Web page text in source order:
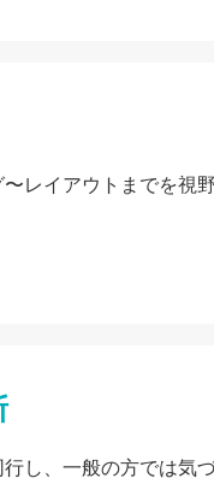
レイアウトまでを視
し、一般の方では気